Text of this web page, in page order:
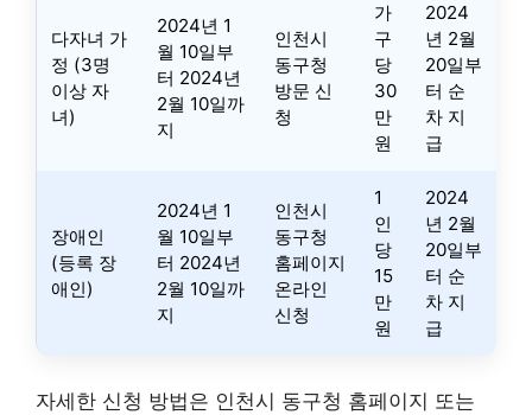
다자녀 가
정 (3명
이상 자
녀)
2024년 1
월 10일부
터 2024년
2월 10일까
지
인천시
동구청
방문 신
청
가
구
당
30
만
원
2024
년 2월
20일부
터 순
차 지
급
장애인
(등록 장
애인)
2024년 1
월 10일부
터 2024년
2월 10일까
지
인천시
동구청
홈페이지
온라인
신청
1
인
당
15
만
원
2024
년 2월
20일부
터 순
차 지
급
자세한 신청 방법은 인천시 동구청 홈페이지 또는